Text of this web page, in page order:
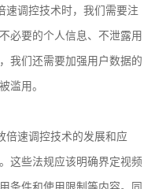
速调控技术时，我们需要注
必要的个人信息、不泄露用
我们还需要加强用户数据的
滥用。
倍速调控技术的发展和应
这些法规应该明确界定视频